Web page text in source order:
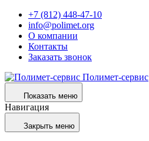
+7 (812) 448-47-10
info@polimet.org
О компании
Контакты
Заказать звонок
Полимет-сервис
Показать меню
Навигация
Закрыть меню